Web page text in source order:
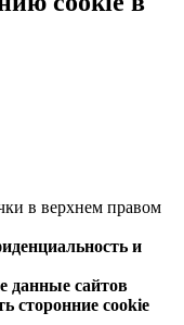
в верхнем правом
и
данные сайтов
сторонние cookie